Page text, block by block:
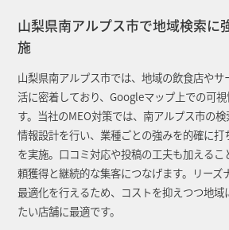
山梨県南アルプス市で地域検索に
施
山梨県南アルプス市では、地域の飲食店や
活に密着しており、Googleマップ上での可
す。当社のMEO対策では、南アルプス市の
情報設計を行い、業種ごとの強みを的確に
を実施。口コミ対応や投稿の工夫も加える
頼獲得と継続的な集客につなげます。リーズ
最適化を行えるため、コストを抑えつつ地
たい店舗に最適です。